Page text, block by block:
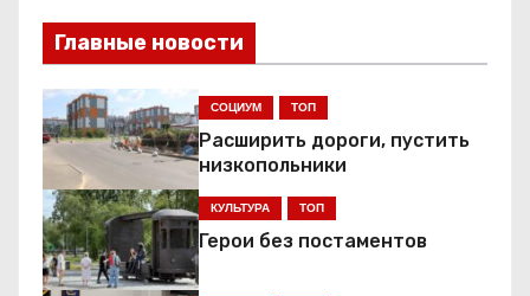
и
г
а
ц
и
я
Главные новости
СОЦИУМ ТОП
Расширить дороги, пустить
низкопольники
КУЛЬТУРА ТОП
Герои без постаментов